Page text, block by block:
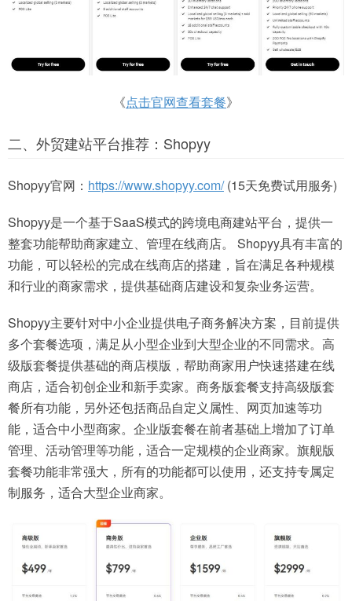
《点击官网查看套餐》
二、外贸建站平台推荐：Shopyy
Shopyy官网： https://www.shopyy.com/(15天免费试用服务)
Shopyy是一个基于SaaS模式的跨境电商建站平台，提供一
整套功能帮助商家建立、管理在线商店。 Shopyy具有丰富的
功能，可以轻松的完成在线商店的搭建，旨在满足各种规模
和行业的商家需求，提供基础商店建设和复杂业务运营。
Shopyy主要针对中小企业提供电子商务解决方案，目前提供
多个套餐选项，满足从小型企业到大型企业的不同需求。高
级版套餐提供基础的商店模版，帮助商家用户快速搭建在线
商店，适合初创企业和新手卖家。商务版套餐支持高级版套
餐所有功能，另外还包括商品自定义属性、网页加速等功
能，适合中小型商家。企业版套餐在前者基础上增加了订单
管理、活动管理等功能，适合一定规模的企业商家。旗舰版
套餐功能非常强大，所有的功能都可以使用，还支持专属定
制服务，适合大型企业商家。